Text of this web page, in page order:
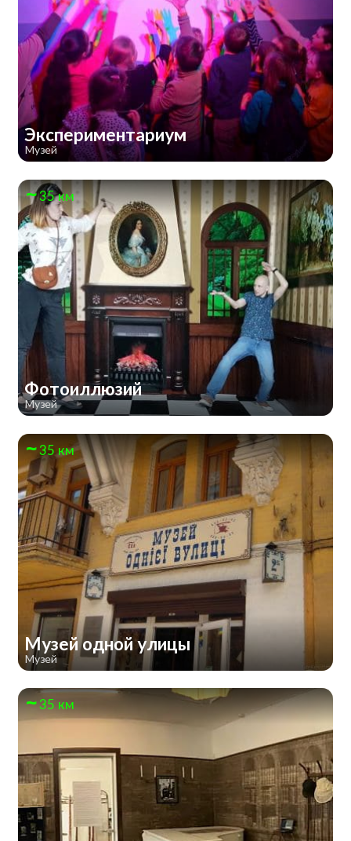
Экспериментариум
Музей
35 км
Фотоиллюзий
Музей
35 км
Музей одной улицы
Музей
35 км